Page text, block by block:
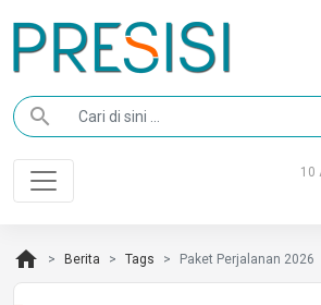
search
10
home Berita Tags Paket Perjalanan 2026